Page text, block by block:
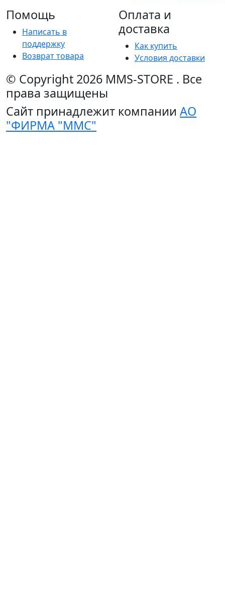
Помощь
Написать в
поддержку
Возврат товара
Оплата и
доставка
Как купить
Условия доставки
© Copyright 2026 MMS-STORE . Все
права защищены
Сайт принадлежит компании АО
"ФИРМА "ММС"